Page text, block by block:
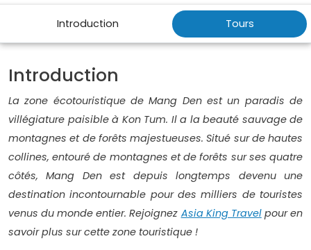
Introduction Tours
Introduction
La zone écotouristique de Mang Den est un paradis de
villégiature paisible à Kon Tum. Il a la beauté sauvage de
montagnes et de forêts majestueuses. Situé sur de hautes
collines, entouré de montagnes et de forêts sur ses quatre
côtés, Mang Den est depuis longtemps devenu une
destination incontournable pour des milliers de touristes
venus du monde entier. Rejoignez Asia King Travelpour en
savoir plus sur cette zone touristique !